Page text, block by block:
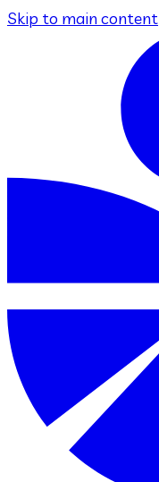
Skip to main content